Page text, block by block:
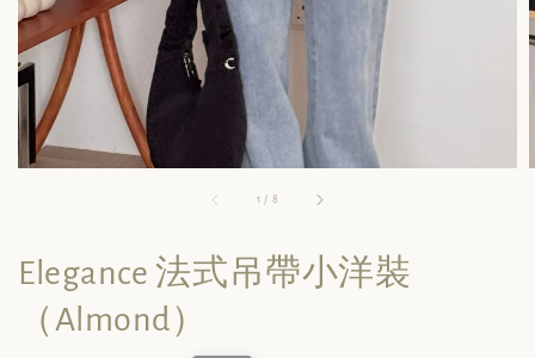
1 / 8
Elegance 法式吊帶小洋裝
（Almond）